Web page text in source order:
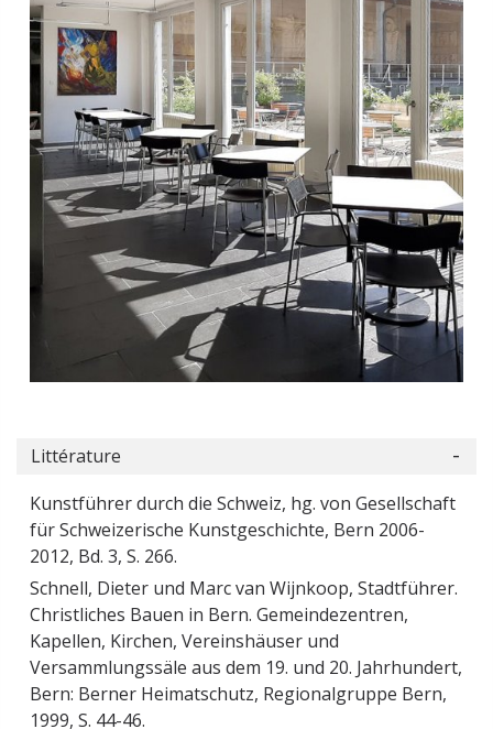
Littérature
Kunstführer durch die Schweiz, hg. von Gesellschaft
für Schweizerische Kunstgeschichte, Bern 2006-
2012, Bd. 3, S. 266.
Schnell, Dieter und Marc van Wijnkoop, Stadtführer.
Christliches Bauen in Bern. Gemeindezentren,
Kapellen, Kirchen, Vereinshäuser und
Versammlungssäle aus dem 19. und 20. Jahrhundert,
Bern: Berner Heimatschutz, Regionalgruppe Bern,
1999, S. 44-46.